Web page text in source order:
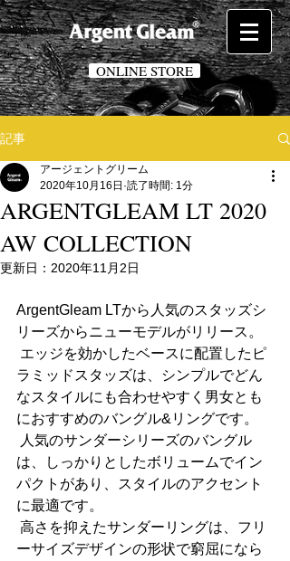
ONLINE STORE
記事
ARGENTGLEAM LT 2020
AW COLLECTION
アージェントグリーム
2020年10月16日 読了時間: 1分
更新日： 2020年11月2日
ArgentGleam LTから人気のスタッズシ
リーズからニューモデルがリリース。
ラミッドスタッズは、シンプルでどん
なスタイルにも合わせやすく男女とも
におすすめのバングル&リングです。
は、しっかりとしたボリュームでイン
パクトがあり、スタイルのアクセント
に最適です。
ーサイズデザインの形状で窮屈になら